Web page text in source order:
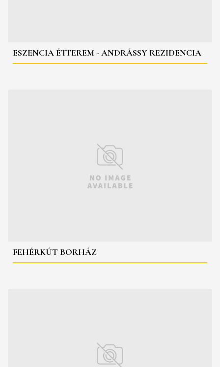
ESZENCIA ÉTTEREM - ANDRÁSSY REZIDENCIA
FEHÉRKÚT BORHÁZ